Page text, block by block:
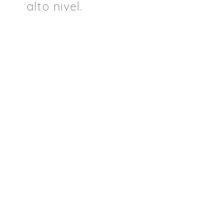
alto nivel.